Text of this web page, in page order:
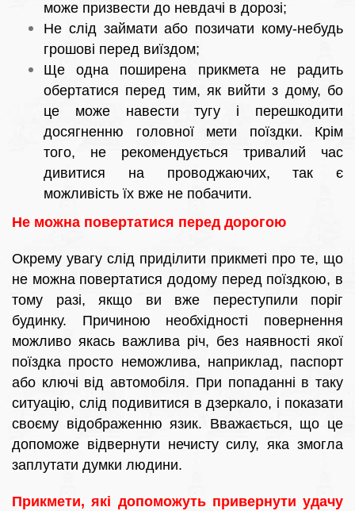
може призвести до невдачі в дорозі;
Не слід займати або позичати кому-небудь
грошові перед виїздом;
Ще одна поширена прикмета не радить
обертатися перед тим, як вийти з дому, бо
це може навести тугу і перешкодити
досягненню головної мети поїздки. Крім
того, не рекомендується тривалий час
дивитися на проводжаючих, так є
можливість їх вже не побачити.
Не можна повертатися перед дорогою
Окрему увагу слід приділити прикметі про те, що
не можна повертатися додому перед поїздкою, в
тому разі, якщо ви вже переступили поріг
будинку. Причиною необхідності повернення
можливо якась важлива річ, без наявності якої
поїздка просто неможлива, наприклад, паспорт
або ключі від автомобіля. При попаданні в таку
ситуацію, слід подивитися в дзеркало, і показати
своєму відображенню язик. Вважається, що це
допоможе відвернути нечисту силу, яка змогла
заплутати думки людини.
Прикмети, які допоможуть привернути удачу